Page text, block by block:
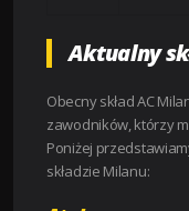
Aktualny
Obecny skład AC
zawodników, którzy
Poniżej
składzie Milanu: